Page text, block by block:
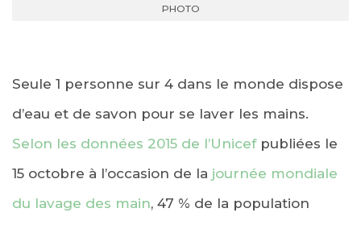
PHOTO
Seule 1 personne sur 4 dans le monde dispose
d’eau et de savon pour se laver les mains.
Selon les données 2015 de l’Unicefpubliées le
15 octobre à l’occasion de la journée mondiale
du lavage des main, 47 % de la population